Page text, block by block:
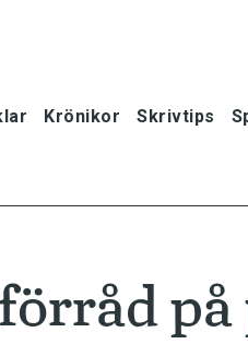
Krönikor Skrivtips
på